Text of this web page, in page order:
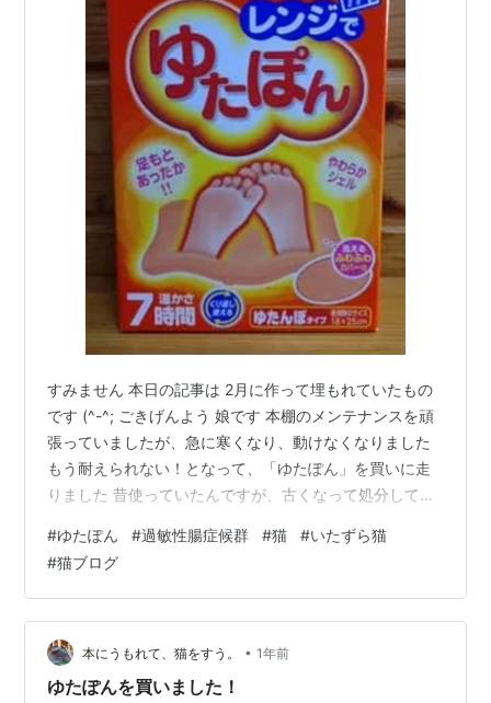
すみません 本日の記事は 2月に作って埋もれていたもの
です (^-^; ごきげんよう 娘です 本棚のメンテナンスを頑
張っていましたが、急に寒くなり、動けなくなりました
もう耐えられない！となって、「ゆたぽん」を買いに走
りました 昔使っていたんですが、古くなって処分して、
を買おうかとも思ったのですがやめました。 ものぐさな
ので「充電を忘れる→放置→それきり」の未来が見えて
しまって・・・ さっそく開封です 中身は、ゆたぽんとカ
バー。 大豆が興味津々で近づいてきました くんくん ゼ
リー状なので、カバーにも難なく入りました。 あったか
くて、やわらかい…
#ゆたぽん #過敏性腸症候群 #猫 #いたずら猫
#猫ブログ
本にうもれて、猫をすう。 • 1年前
ゆたぽんを買いました！